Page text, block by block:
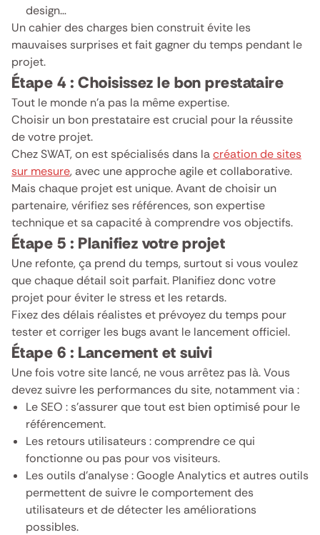
design…
Un cahier des charges bien construit évite les
mauvaises surprises et fait gagner du temps pendant le
projet.
Étape 4 : Choisissez le bon prestataire
Tout le monde n’a pas la même expertise.
Choisir un bon prestataire est crucial pour la réussite
de votre projet.
Chez SWAT, on est spécialisés dans lacréation de sites
sur mesure, avec une approche agile et collaborative.
Mais chaque projet est unique. Avant de choisir un
partenaire, vérifiez ses références, son expertise
technique et sa capacité à comprendre vos objectifs.
Étape 5 : Planifiez votre projet
Une refonte, ça prend du temps, surtout si vous voulez
que chaque détail soit parfait. Planifiez donc votre
projet pour éviter le stress et les retards.
Fixez des délais réalistes et prévoyez du temps pour
tester et corriger les bugs avant le lancement officiel.
Étape 6 : Lancement et suivi
Une fois votre site lancé, ne vous arrêtez pas là. Vous
devez suivre les performances du site, notamment via :
Le SEO : s’assurer que tout est bien optimisé pour le
référencement.
Les retours utilisateurs : comprendre ce qui
fonctionne ou pas pour vos visiteurs.
Les outils d’analyse : Google Analytics et autres outils
permettent de suivre le comportement des
utilisateurs et de détecter les améliorations
possibles.